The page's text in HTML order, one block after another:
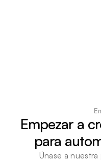
Empezar a
para
Únase a